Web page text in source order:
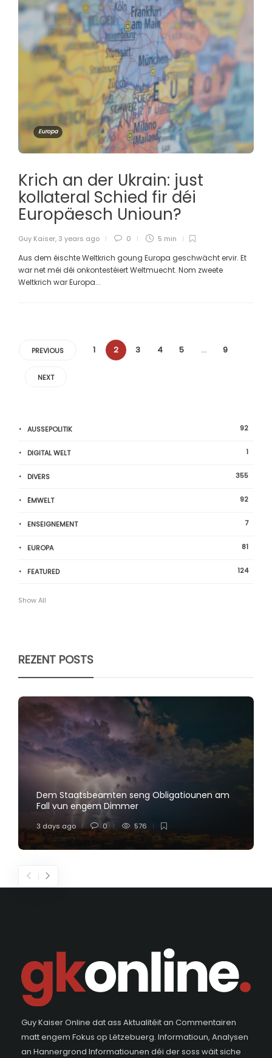
Europa
Krich an der Ukrain: just
kollateral Schied fir déi
Europäesch Unioun?
Guy Kaiser, 3 years ago 0 5 min
Aus dem éischte Weltkrich goung Europa geschwächt ervir. Et
war net méi déi onkontestéiert Weltmuecht. Nom zweete
Weltkrich war Europa...
PREVIOUS 1 2 3 4 5 … 9
NEXT
AUSSEPOLITIK 92
DIGITAL WELT 1
DIVERS 355
ËMWELT 92
ENSEIGNEMENT 7
EUROPA 81
FEATURED 124
Show All
REZENT POSTS
Dem Staatsbeamten seng Obligatiounen am
Fall vun engem Dimmer
3 days ago 0 576
Guy Kaiser Online dat ass Aktualitéit an Commentairen
matt engem Fokus op Lëtzebuerg. Informatioun, Analysen
an Hannergrond Informatiounen déi der soss wäit siche